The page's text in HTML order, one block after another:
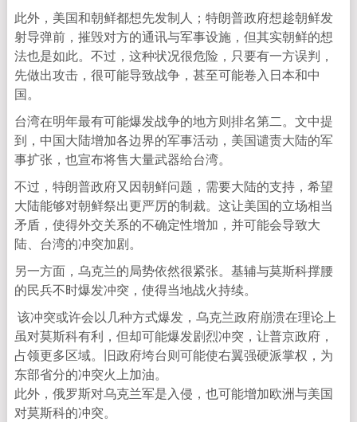
此外，美国和朝鲜都想先发制人；特朗普政府想趁朝鲜发
射导弹前，摧毁对方的通讯与军事设施，但其实朝鲜的想
法也是如此。不过，这种状况很危险，只要有一方误判，
先做出攻击，很可能导致战争，甚至可能卷入日本和中
国。
台湾在明年最有可能爆发战争的地方则排名第二。文中提
到，中国大陆增加各边界的军事活动，美国谴责大陆的军
事扩张，也宣布将售大量武器给台湾。
不过，特朗普政府又因朝鲜问题，需要大陆的支持，希望
大陆能够对朝鲜祭出更严厉的制裁。这让美国的立场相当
矛盾，使得外交关系的不确定性增加，并可能会导致大
陆、台湾的冲突加剧。
另一方面，乌克兰的局势依然很紧张。基辅与莫斯科撑腰
的民兵不时爆发冲突，使得当地战火持续。
该冲突或许会以几种方式爆发，乌克兰政府崩溃在理论上
虽对莫斯科有利，但却可能爆发剧烈冲突，让普京政府，
占领更多区域。旧政府垮台则可能使右翼强硬派掌权，为
东部省分的冲突火上加油。
此外，俄罗斯对乌克兰军是入侵，也可能增加欧洲与美国
对莫斯科的冲突。